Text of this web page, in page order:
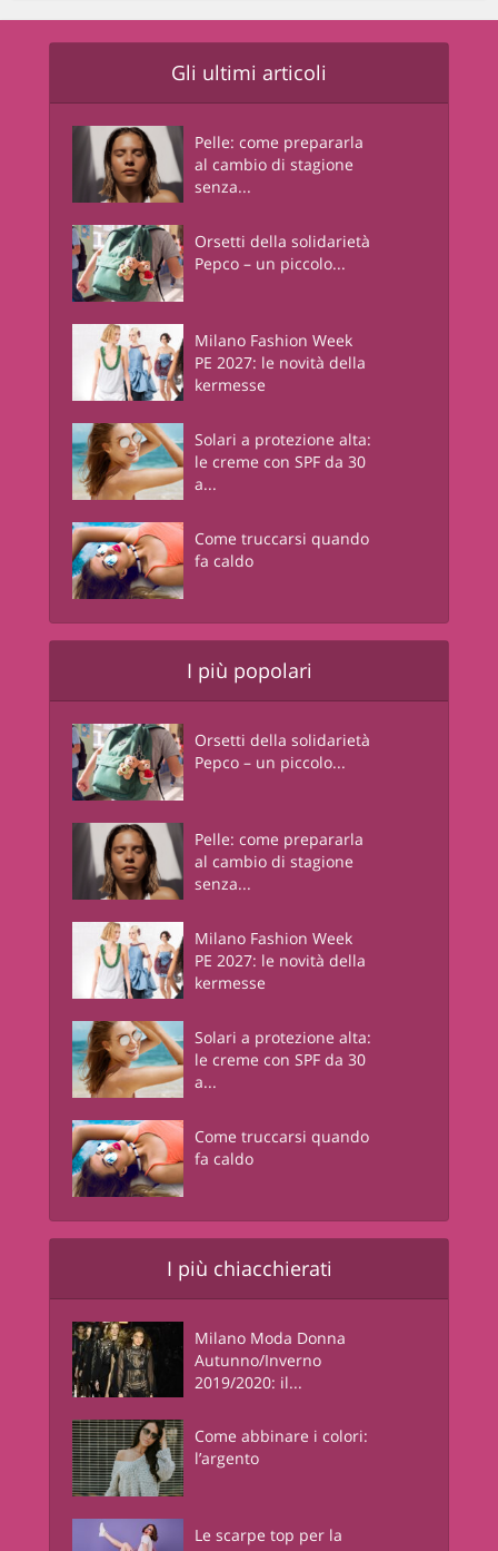
Gli ultimi articoli
Pelle: come prepararla
al cambio di stagione
senza...
Orsetti della solidarietà
Pepco – un piccolo...
Milano Fashion Week
PE 2027: le novità della
kermesse
Solari a protezione alta:
le creme con SPF da 30
a...
Come truccarsi quando
fa caldo
I più popolari
Orsetti della solidarietà
Pepco – un piccolo...
Pelle: come prepararla
al cambio di stagione
senza...
Milano Fashion Week
PE 2027: le novità della
kermesse
Solari a protezione alta:
le creme con SPF da 30
a...
Come truccarsi quando
fa caldo
I più chiacchierati
Milano Moda Donna
Autunno/Inverno
2019/2020: il...
Come abbinare i colori:
l’argento
Le scarpe top per la